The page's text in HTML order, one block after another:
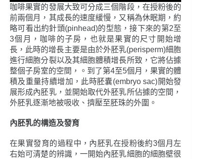
咖啡果實的發展大致可分成三個階段，在授粉後的
前兩個月，其成長的速度緩慢，又稱為休眠期，約
略可看出約針頭(pinhead)的型態，接下來的第2至
3個月，咖啡的子房，也就是果實的尺寸開始增
長，此時的增長主要是由於外胚乳(perisperm)細胞
進行細胞分裂以及其細胞體積增長所致，它將佔據
整個子房室的空間，。到了第4至5個月，果實的體
積及重量持續增加，此時胚囊(embryo sac)開始發
展形成內胚乳，並開始取代外胚乳所佔據的空間，
外胚乳逐漸地被吸收、擠壓至胚珠的外圍。
內胚乳的構造及發育
在果實發育的過程中，內胚乳在授粉後約3個月左
右始可清楚的辨識，一開始內胚乳細胞的細胞壁很